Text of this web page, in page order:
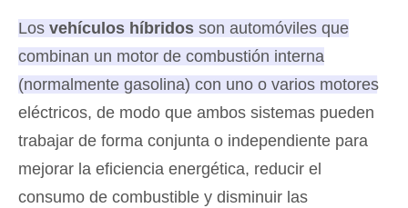
Los vehículos híbridos son automóviles que
combinan un motor de combustión interna
(normalmente gasolina) con uno o varios motores
eléctricos, de modo que ambos sistemas pueden
trabajar de forma conjunta o independiente para
mejorar la eficiencia energética, reducir el
consumo de combustible y disminuir las